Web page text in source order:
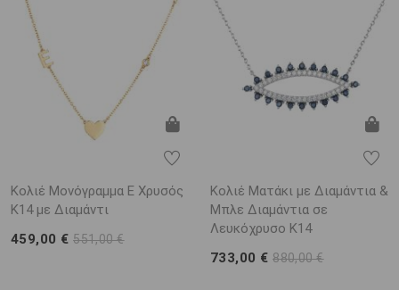
Κολιέ Μονόγραμμα Ε Χρυσός
Κ14 με Διαμάντι
459,00 €551,00 €
Κολιέ Ματάκι με Διαμάντια &
Μπλε Διαμάντια σε
Λευκόχρυσο Κ14
733,00 €880,00 €